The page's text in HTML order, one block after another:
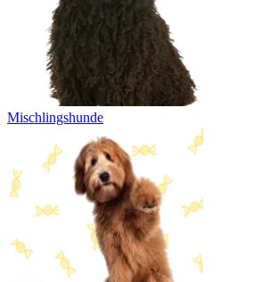
Mischlingshunde